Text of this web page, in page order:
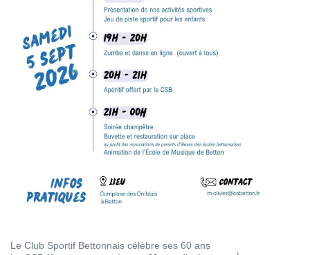
Le Club Sportif Bettonnais célèbre ses 60 ans